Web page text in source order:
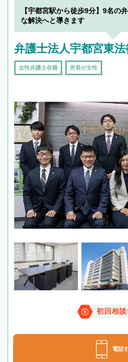
【宇都宮駅から徒歩9分】9名の
な解決へと導きます
弁護士法人宇都宮東
女性弁護士在籍 所長が女性
初回相
電話